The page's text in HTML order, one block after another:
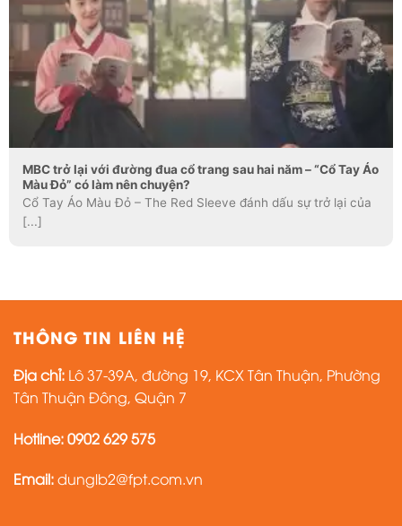
MBC trở lại với đường đua cổ trang sau hai năm – “Cổ Tay Áo
Màu Đỏ” có làm nên chuyện?
Cổ Tay Áo Màu Đỏ – The Red Sleeve đánh dấu sự trở lại của
[...]
THÔNG TIN LIÊN HỆ
Địa chỉ: Lô 37-39A, đường 19, KCX Tân Thuận, Phường
Tân Thuận Đông, Quận 7
Hotline: 0902 629 575
Email:dunglb2@fpt.com.vn